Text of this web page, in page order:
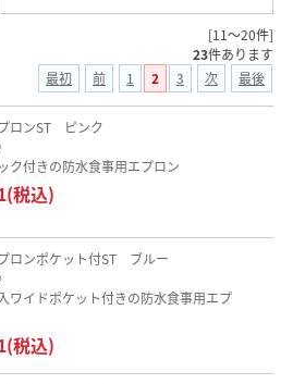
[11～20件]
23件あります
最初
前 1 2 3 次 最後
ロンST ピンク
ク付きの防水食事用エプロン
税込)
ロンポケット付ST ブルー
ワイドポケット付きの防水食事用エプ
税込)